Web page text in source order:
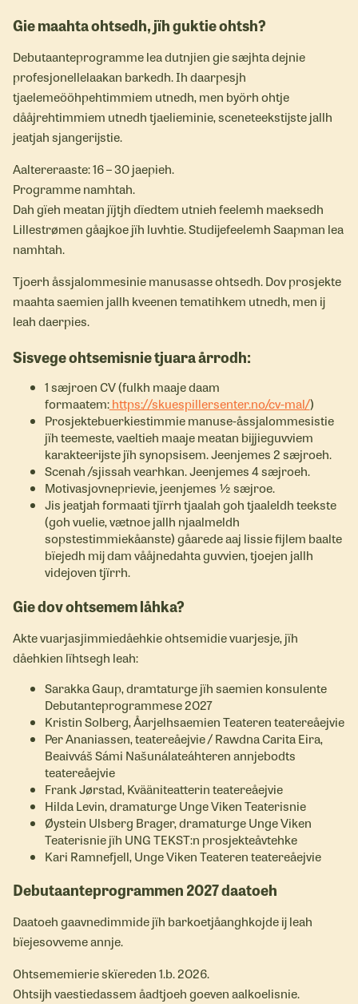
Gie maahta ohtsedh, jïh guktie ohtsh?
Debutaanteprogramme lea dutnjien gie sæjhta dejnie
profesjonellelaakan barkedh. Ih daarpesjh
tjaelemeööhpehtimmiem utnedh, men byörh ohtje
dååjrehtimmiem utnedh tjaelieminie, sceneteekstijste jallh
jeatjah sjangerijstie.
Aaltereraaste: 16 – 30 jaepieh.
Programme namhtah.
Dah gïeh meatan jïjtjh dïedtem utnieh feelemh maeksedh
Lillestrømen gåajkoe jïh luvhtie. Studijefeelemh Saapman lea
namhtah.
Tjoerh åssjalommesinie manusasse ohtsedh. Dov prosjekte
maahta saemien jallh kveenen tematihkem utnedh, men ij
leah daerpies.
Sisvege ohtsemisnie tjuara årrodh:
1 sæjroen CV (fulkh maaje daam
formaatem:https://skuespillersenter.no/cv-mal/)
Prosjektebuerkiestimmie manuse-åssjalommesistie
jïh teemeste, vaeltieh maaje meatan bijjieguvviem
karakteerijste jïh synopsisem. Jeenjemes 2 sæjroeh.
Scenah /sjissah vearhkan. Jeenjemes 4 sæjroeh.
Motivasjovneprievie, jeenjemes ½ sæjroe.
Jis jeatjah formaati tjïrrh tjaalah goh tjaaleldh teekste
(goh vuelie, vætnoe jallh njaalmeldh
sopstestimmiekåanste) gåarede aaj lissie fijlem baalte
bïejedh mij dam vååjnedahta guvvien, tjoejen jallh
videjoven tjïrrh.
Gie dov ohtsemem låhka?
Akte vuarjasjimmiedåehkie ohtsemidie vuarjesje, jïh
dåehkien lïhtsegh leah:
Sarakka Gaup, dramtaturge jïh saemien konsulente
Debutanteprogrammese 2027
Kristin Solberg, Åarjelhsaemien Teateren teatereåejvie
Per Ananiassen, teatereåejvie / Rawdna Carita Eira,
Beaivváš Sámi Našunálateáhteren annjebodts
teatereåejvie
Frank Jørstad, Kvääniteatterin teatereåejvie
Hilda Levin, dramaturge Unge Viken Teaterisnie
Øystein Ulsberg Brager, dramaturge Unge Viken
Teaterisnie jïh UNG TEKST:n prosjekteåvtehke
Kari Ramnefjell, Unge Viken Teateren teatereåejvie
Debutaanteprogrammen 2027 daatoeh
Daatoeh gaavnedimmide jïh barkoetjåanghkojde ij leah
bïejesovveme annje.
Ohtsememierie skïereden 1.b. 2026.
Ohtsijh vaestiedassem åadtjoeh goeven aalkoelisnie.